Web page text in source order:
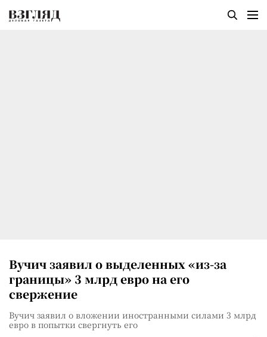
Вучич заявил о выделенных «из-за
границы» 3 млрд евро на его
свержение
Вучич заявил о вложении иностранными силами 3 млрд
евро в попытки свергнуть его